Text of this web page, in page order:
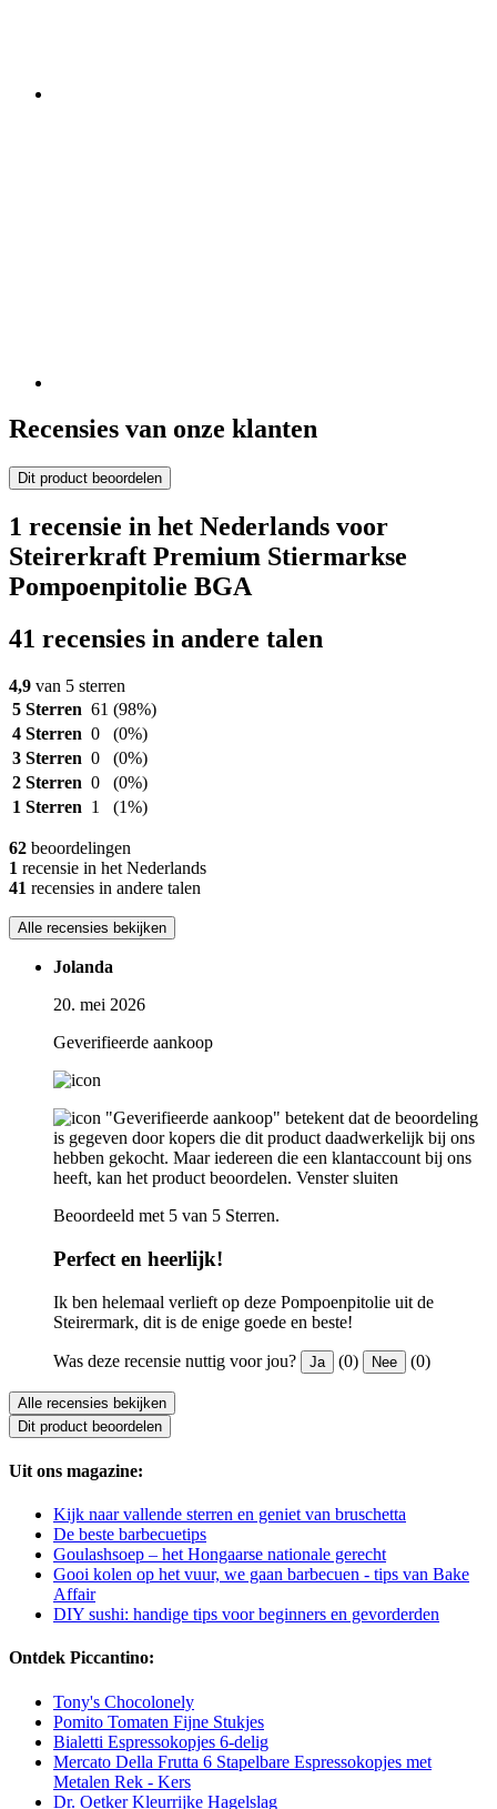
Recensies van onze klanten
Dit product beoordelen
1 recensie in het Nederlands voor
Steirerkraft Premium Stiermarkse
Pompoenpitolie BGA
41 recensies in andere talen
4,9 van 5 sterren
5 Sterren 61 (98%)
4 Sterren 0
(0%)
3 Sterren 0
(0%)
2 Sterren 0
(0%)
1 Sterren 1 (1%)
62 beoordelingen
1 recensie in het Nederlands
41 recensies in andere talen
Alle recensies bekijken
Jolanda
20. mei 2026
Geverifieerde aankoop
"Geverifieerde aankoop" betekent dat de beoordeling
is gegeven door kopers die dit product daadwerkelijk bij ons
hebben gekocht. Maar iedereen die een klantaccount bij ons
heeft, kan het product beoordelen. Venster sluiten
Beoordeeld met 5 van 5 Sterren.
Perfect en heerlijk!
Ik ben helemaal verlieft op deze Pompoenpitolie uit de
Steirermark, dit is de enige goede en beste!
Was deze recensie nuttig voor jou? Ja (0) Nee (0)
Alle recensies bekijken
Dit product beoordelen
Uit ons magazine:
Kijk naar vallende sterren en geniet van bruschetta
De beste barbecuetips
Goulashsoep – het Hongaarse nationale gerecht
Gooi kolen op het vuur, we gaan barbecuen - tips van Bake
Affair
DIY sushi: handige tips voor beginners en gevorderden
Ontdek Piccantino:
Tony's Chocolonely
Pomito Tomaten Fijne Stukjes
Bialetti Espressokopjes 6-delig
Mercato Della Frutta 6 Stapelbare Espressokopjes met
Metalen Rek - Kers
Dr. Oetker Kleurrijke Hagelslag